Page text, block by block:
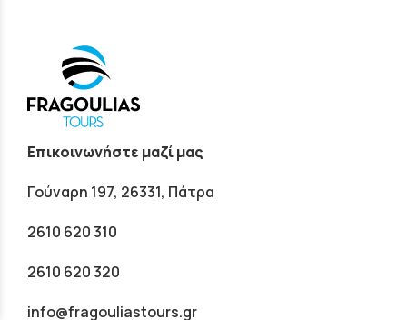
Επικοινωνήστε μαζί μας
Γούναρη 197, 26331, Πάτρα
2610 620 310
2610 620 320
info@fragouliastours.gr